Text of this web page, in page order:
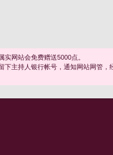
网站会免费赠送5000点。
主持人银行帐号，通知网站网管，